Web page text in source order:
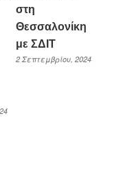
στη
Θεσσαλονίκη
με ΣΔΙΤ
2 Σεπτεμβρίου, 2024